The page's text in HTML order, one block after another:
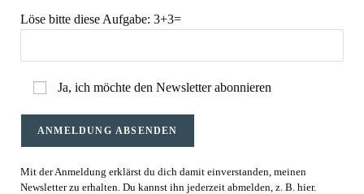
Löse bitte diese Aufgabe: 3+3=
Ja, ich möchte den Newsletter abonnieren
Mit der Anmeldung erklärst du dich damit einverstanden, meinen
Newsletter zu erhalten. Du kannst ihn jederzeit abmelden, z. B. hier.